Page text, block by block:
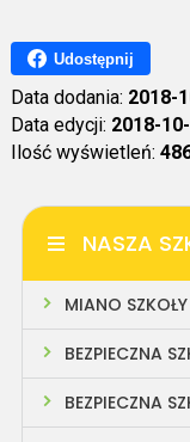
Udostępnij
Data dodania: 2018-
Data edycji: 2018-
Ilość wyświetleń:
NASZA
MIANO
BEZPIECZNA
BEZPIECZNA